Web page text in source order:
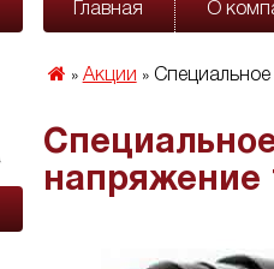
Главная О
» Акции »
напряжение